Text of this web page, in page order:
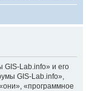
GIS-Lab.info» и его
GIS-Lab.info»,
«программное